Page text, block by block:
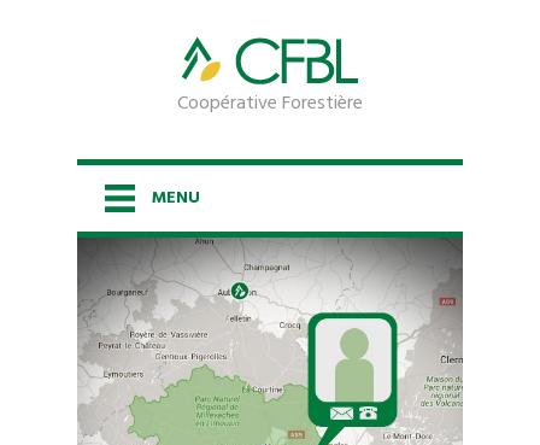
Coopérative Forestière
MENU
ACCUEIL
LA COOPÉRATIVE
LES SERVICES